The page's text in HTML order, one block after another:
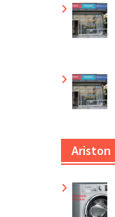
Ariston